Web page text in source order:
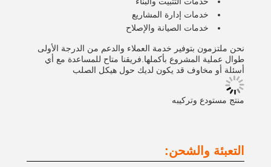
خدمات إدارة المشاريع
خدمات الصيانة والإصلاح
نحن ملتزمون بتوفير خدمة العملاء والدعم من الدرجة الأولى
طوال عملية المشروع بأكملها.فريقنا متاح للمساعدة مع أي
أسئلة أو مخاوف قد يكون لديك حول هيكل الصلب
منتج مستودع وتركيبه
التعبئة والشحن: